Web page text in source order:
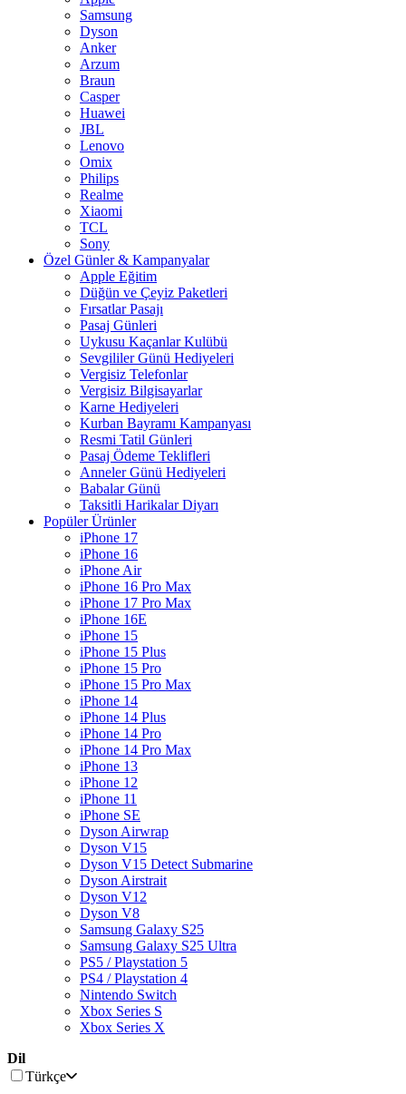
Samsung
Dyson
Anker
Arzum
Braun
Casper
Huawei
JBL
Lenovo
Omix
Philips
Realme
Xiaomi
TCL
Sony
Özel Günler & Kampanyalar
Apple Eğitim
Düğün ve Çeyiz Paketleri
Fırsatlar Pasajı
Pasaj Günleri
Uykusu Kaçanlar Kulübü
Sevgililer Günü Hediyeleri
Vergisiz Telefonlar
Vergisiz Bilgisayarlar
Karne Hediyeleri
Kurban Bayramı Kampanyası
Resmi Tatil Günleri
Pasaj Ödeme Teklifleri
Anneler Günü Hediyeleri
Babalar Günü
Taksitli Harikalar Diyarı
Popüler Ürünler
iPhone 17
iPhone 16
iPhone Air
iPhone 16 Pro Max
iPhone 17 Pro Max
iPhone 16E
iPhone 15
iPhone 15 Plus
iPhone 15 Pro
iPhone 15 Pro Max
iPhone 14
iPhone 14 Plus
iPhone 14 Pro
iPhone 14 Pro Max
iPhone 13
iPhone 12
iPhone 11
iPhone SE
Dyson Airwrap
Dyson V15
Dyson V15 Detect Submarine
Dyson Airstrait
Dyson V12
Dyson V8
Samsung Galaxy S25
Samsung Galaxy S25 Ultra
PS5 / Playstation 5
PS4 / Playstation 4
Nintendo Switch
Xbox Series S
Xbox Series X
Dil
Türkçe